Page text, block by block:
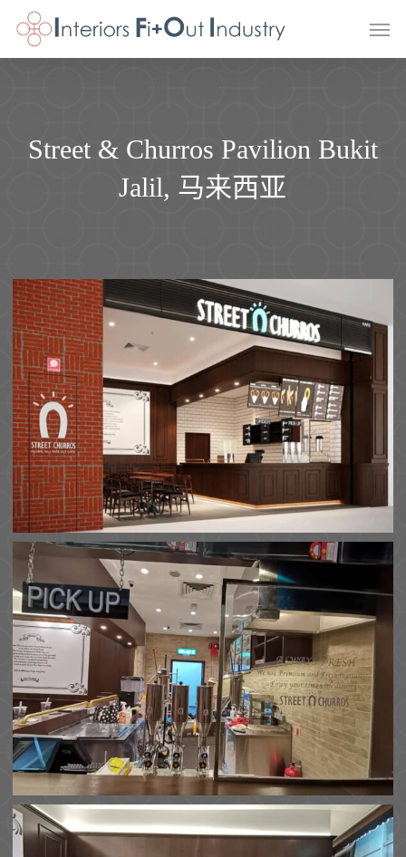
Skip
Menu
Street & Churros Pavilion Bukit
Jalil, 马来西亚